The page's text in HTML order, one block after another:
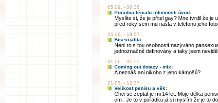
05.09. - 00:36
Poradna tématu intimnosti úvod:
Myslíte si, že je přitel gay? Mne tvrdil že je
před roky sem mu našla v telefonu jeho
06.06. - 19:57
Bisexualita:
Není to s tou osobností nazýváno
jednoznačně definovány a taky jsem
01.06. - 01:55
Coming out dotazy - mix:
A neznáš ani nikoho z jeho kámošů?
21.05. - 12:37
Velikost penisu a věk:
Chci se zeptat je mi 14 let. Moje délka
cm . Je to v pořádku já si myslím že je to